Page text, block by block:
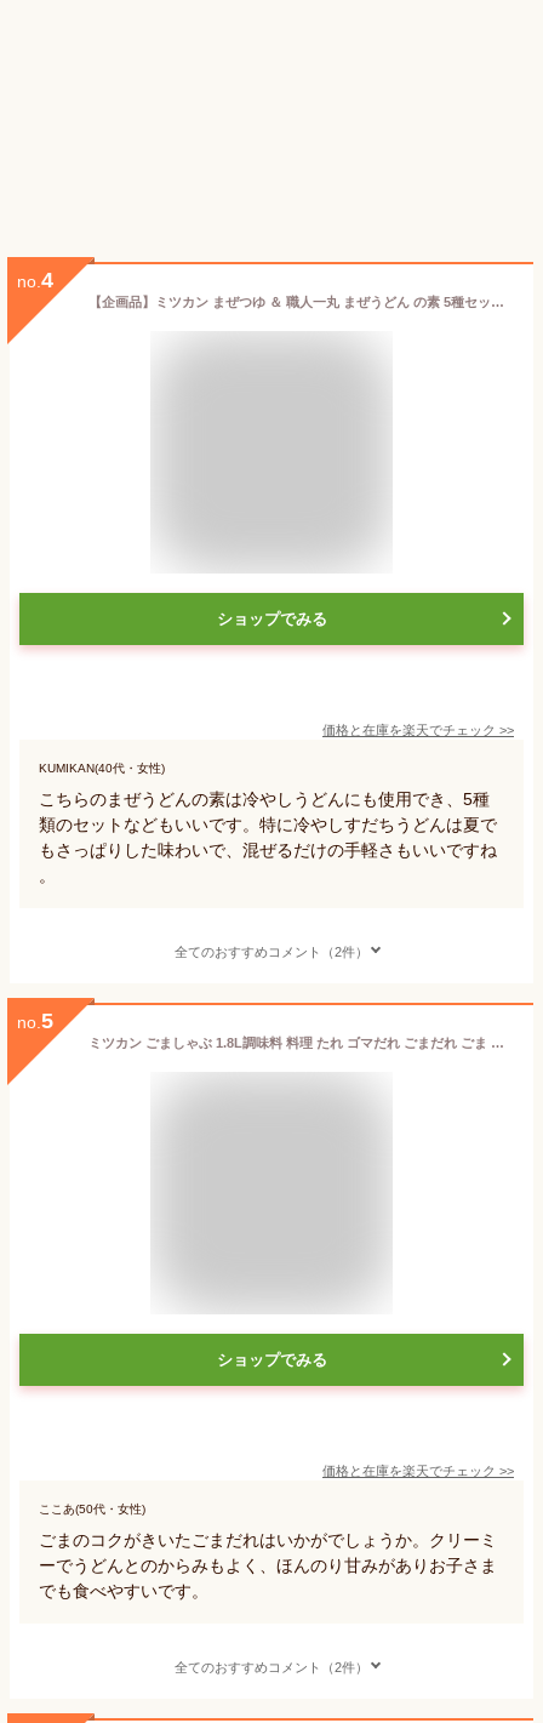
no. 4
【企画品】ミツカン まぜつゆ ＆ 職人一丸 まぜうどん の素 5種セット(1セット)【まぜつゆ】
ショップでみる
価格と在庫を楽天でチェック >>
KUMIKAN(40代・女性)
こちらのまぜうどんの素は冷やしうどんにも使用でき、5種
類のセットなどもいいです。特に冷やしすだちうどんは夏で
もさっぱりした味わいで、混ぜるだけの手軽さもいいですね
。
全てのおすすめコメント（2件）
no. 5
ミツカン ごましゃぶ 1.8L調味料 料理 たれ ゴマだれ ごまだれ ごま ゴマ 胡麻 しゃぶしゃぶ 冷やし中華 うどん サラダ 冷奴 鍋 クリーミー お肉 コク 濃厚 すっきり 業務用 家庭用 大容量 お買い得 まとめ買い
ショップでみる
価格と在庫を楽天でチェック >>
ここあ(50代・女性)
ごまのコクがきいたごまだれはいかがでしょうか。クリーミ
ーでうどんとのからみもよく、ほんのり甘みがありお子さま
でも食べやすいです。
全てのおすすめコメント（2件）